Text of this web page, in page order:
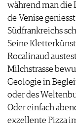
während man die
de-Venise
Südfrankreichs
Seine
Rocalinaud
Milchstrasse
Geologie in
oder des
Oder einfach
exzellente Pizza